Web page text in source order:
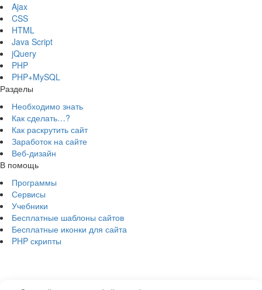
Ajax
CSS
HTML
Java Script
jQuery
PHP
PHP+MySQL
Разделы
Необходимо знать
Как сделать…?
Как раскрутить сайт
Заработок на сайте
Веб-дизайн
В помощь
Программы
Сервисы
Учебники
Бесплатные шаблоны сайтов
Бесплатные иконки для сайта
PHP скрипты